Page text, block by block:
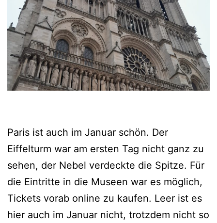
Paris ist auch im Januar schön. Der
Eiffelturm war am ersten Tag nicht ganz zu
sehen, der Nebel verdeckte die Spitze. Für
die Eintritte in die Museen war es möglich,
Tickets vorab online zu kaufen. Leer ist es
hier auch im Januar nicht, trotzdem nicht so